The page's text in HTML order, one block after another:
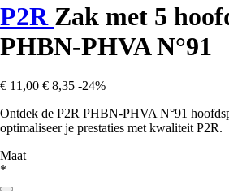
P2R Zak met 5
PHBN-PHVA N°91
€ 11,00 € 8,35 -24%
Ontdek de P2R PHBN-PHVA N°91
optimaliseer je prestaties met kwaliteit P2R.
Maat
*